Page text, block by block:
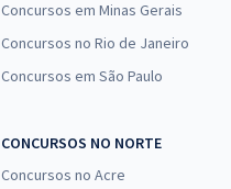
Concursos em Minas Gerais
Concursos no Rio de Janeiro
Concursos em São Paulo
CONCURSOS NO NORTE
Concursos no Acre